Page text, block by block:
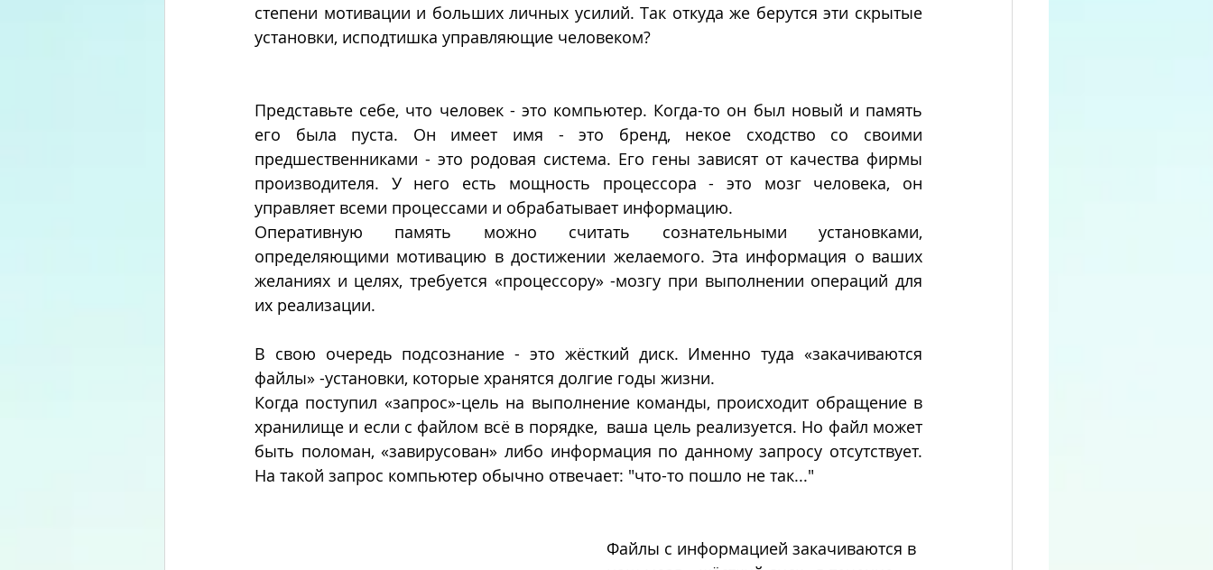
степени мотивации и больших личных усилий. Так откуда же берутся эти скрытые
установки, исподтишка управляющие человеком?
Представьте себе, что человек - это компьютер. Когда-то он был новый и память
его была пуста. Он имеет имя - это бренд, некое сходство со своими
предшественниками - это родовая система. Его гены зависят от качества фирмы
производителя. У него есть мощность процессора - это мозг человека, он
управляет всеми процессами и обрабатывает информацию.
Оперативную память можно считать сознательными установками,
определяющими мотивацию в достижении желаемого. Эта информация о ваших
желаниях и целях, требуется «процессору» -мозгу при выполнении операций для
их реализации.
В свою очередь подсознание - это жёсткий диск. Именно туда «закачиваются
файлы» -установки, которые хранятся долгие годы жизни.
Когда поступил «запрос»-цель на выполнение команды, происходит обращение в
хранилище и если с файлом всё в порядке,  ваша цель реализуется. Но файл может
быть поломан, «завирусован» либо информация по данному запросу отсутствует.
На такой запрос компьютер обычно отвечает: "что-то пошло не так..."
Файлы с информацией закачиваются в